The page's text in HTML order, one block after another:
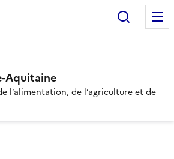
Aquitaine
l’alimentation, de l’agriculture et de